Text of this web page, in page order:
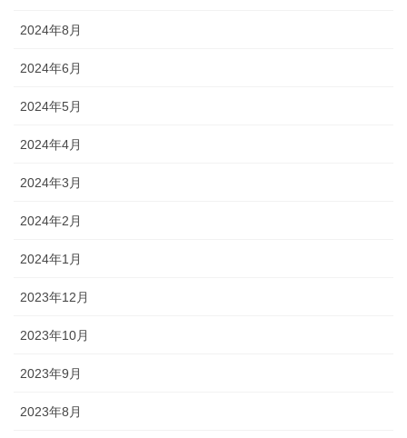
2024年8月
2024年6月
2024年5月
2024年4月
2024年3月
2024年2月
2024年1月
2023年12月
2023年10月
2023年9月
2023年8月